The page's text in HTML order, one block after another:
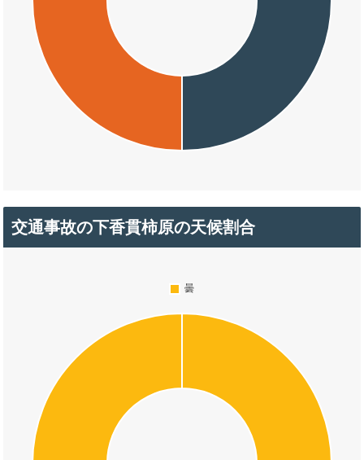
交通事故の下香貫柿原の天候割合